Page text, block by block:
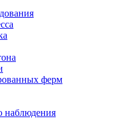
ферм
наблюдения